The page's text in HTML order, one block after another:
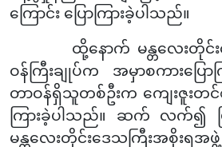
ကြောင်း ပြောကြားခဲ့ပါသည်။
ထို့နောက် မန္တလေးတိုင်းဒ
ဝန်ကြီးချုပ်က အမှာစကားပြေ
တာဝန်ရှိသူတစ်ဦးက ကျေးဇူးတင်
ကြားခဲ့ပါသည်။ ဆက် လက်၍ ပြ
မန္တလေးတိုင်းဒေသကြီးအစိုးရ